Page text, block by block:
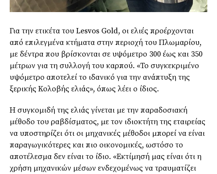
Για την ετικέτα του Lesvos Gold, οι ελιές προέρχονται
από επιλεγμένα κτήματα στην περιοχή του Πλωμαρίου,
με δέντρα που βρίσκονται σε υψόμετρο 300 έως και 350
μέτρων για τη συλλογή του καρπού. «Το συγκεκριμένο
υψόμετρο αποτελεί το ιδανικό για την ανάπτυξη της
ξερικής Κολοβής ελιάς», όπως λέει ο ίδιος.
Η συγκομιδή της ελιάς γίνεται με την παραδοσιακή
μέθοδο του ραβδίσματος, με τον ιδιοκτήτη της εταιρείας
να υποστηρίζει ότι οι μηχανικές μέθοδοι μπορεί να είναι
παραγωγικότερες και πιο οικονομικές, ωστόσο το
αποτέλεσμα δεν είναι το ίδιο. «Εκτίμησή μας είναι ότι η
χρήση μηχανικών μέσων ενδεχομένως να τραυματίζει